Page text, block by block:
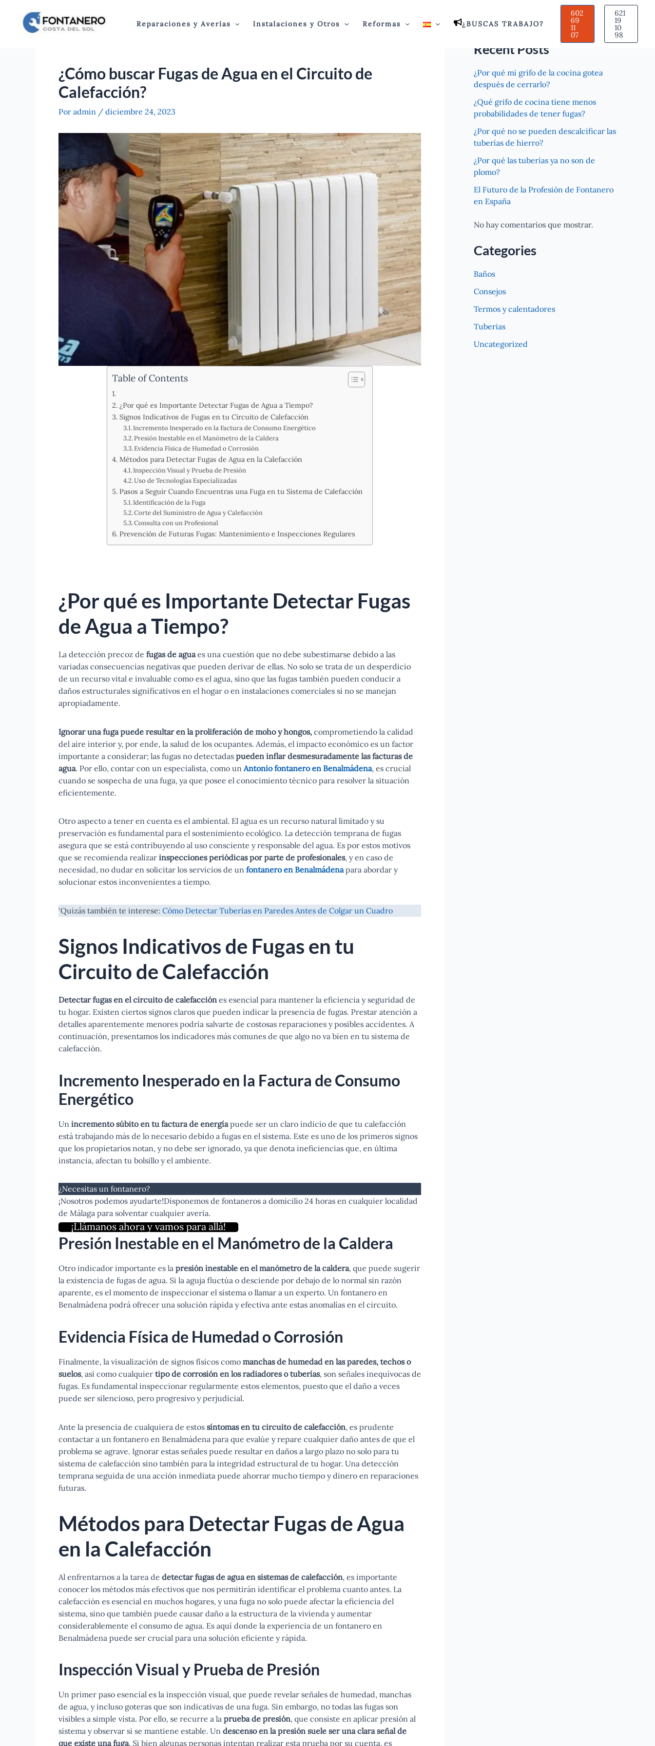
contenido
Reparaciones y Averías Instalaciones y Otros Reformas ¿BUSCAS TRABAJO?
602
69
11
07
621
19
10
98
¿Cómo buscar Fugas de Agua en el Circuito de
Calefacción?
Por admin / diciembre 24, 2023
Table of Contents
¿Por qué es Importante Detectar Fugas de Agua a Tiempo?
Signos Indicativos de Fugas en tu Circuito de Calefacción
Incremento Inesperado en la Factura de Consumo Energético
Presión Inestable en el Manómetro de la Caldera
Evidencia Física de Humedad o Corrosión
Métodos para Detectar Fugas de Agua en la Calefacción
Inspección Visual y Prueba de Presión
Uso de Tecnologías Especializadas
Pasos a Seguir Cuando Encuentras una Fuga en tu Sistema de Calefacción
Identificación de la Fuga
Corte del Suministro de Agua y Calefacción
Consulta con un Profesional
Prevención de Futuras Fugas: Mantenimiento e Inspecciones Regulares
¿Por qué es Importante Detectar Fugas
de Agua a Tiempo?
La detección precoz de fugas de aguaes una cuestión que no debe subestimarse debido a las
variadas consecuencias negativas que pueden derivar de ellas. No solo se trata de un desperdicio
de un recurso vital e invaluable como es el agua, sino que las fugas también pueden conducir a
daños estructurales significativos en el hogar o en instalaciones comerciales si no se manejan
apropiadamente.
Ignorar una fuga puede resultar en la proliferación de moho y hongos, comprometiendo la calidad
del aire interior y, por ende, la salud de los ocupantes. Además, el impacto económico es un factor
importante a considerar; las fugas no detectadas pueden inflar desmesuradamente las facturas de
agua. Por ello, contar con un especialista, como un Antoniofontanero en Benalmádena, es crucial
cuando se sospecha de una fuga, ya que posee el conocimiento técnico para resolver la situación
eficientemente.
Otro aspecto a tener en cuenta es el ambiental. El agua es un recurso natural limitado y su
preservación es fundamental para el sostenimiento ecológico. La detección temprana de fugas
asegura que se está contribuyendo al uso consciente y responsable del agua. Es por estos motivos
que se recomienda realizar inspecciones periódicas por parte de profesionales, y en caso de
necesidad, no dudar en solicitar los servicios de un fontanero en Benalmádenapara abordar y
solucionar estos inconvenientes a tiempo.
‘Quizás también te interese: Cómo Detectar Tuberías en Paredes Antes de Colgar un Cuadro
Signos Indicativos de Fugas en tu
Circuito de Calefacción
Detectar fugas en el circuito de calefacción es esencial para mantener la eficiencia y seguridad de
tu hogar. Existen ciertos signos claros que pueden indicar la presencia de fugas. Prestar atención a
detalles aparentemente menores podría salvarte de costosas reparaciones y posibles accidentes. A
continuación, presentamos los indicadores más comunes de que algo no va bien en tu sistema de
calefacción.
Incremento Inesperado en la Factura de Consumo
Energético
Un incremento súbito en tu factura de energíapuede ser un claro indicio de que tu calefacción
está trabajando más de lo necesario debido a fugas en el sistema. Este es uno de los primeros signos
que los propietarios notan, y no debe ser ignorado, ya que denota ineficiencias que, en última
instancia, afectan tu bolsillo y el ambiente.
¿Necesitas un fontanero?
¡Nosotros podemos ayudarte!Disponemos de fontaneros a domicilio 24 horas en cualquier localidad
de Málaga para solventar cualquier avería.
¡Llámanos ahora y vamos para allá!
Presión Inestable en el Manómetro de la Caldera
Otro indicador importante es la presión inestable en el manómetro de la caldera, que puede sugerir
la existencia de fugas de agua. Si la aguja fluctúa o desciende por debajo de lo normal sin razón
aparente, es el momento de inspeccionar el sistema o llamar a un experto. Un fontanero en
Benalmádena podrá ofrecer una solución rápida y efectiva ante estas anomalías en el circuito.
Evidencia Física de Humedad o Corrosión
Finalmente, la visualización de signos físicos como manchas de humedad en las paredes, techos o
suelos, así como cualquier tipo de corrosión en los radiadores o tuberías, son señales inequívocas de
fugas. Es fundamental inspeccionar regularmente estos elementos, puesto que el daño a veces
puede ser silencioso, pero progresivo y perjudicial.
Ante la presencia de cualquiera de estos síntomas en tu circuito de calefacción, es prudente
contactar a un fontanero en Benalmádena para que evalúe y repare cualquier daño antes de que el
problema se agrave. Ignorar estas señales puede resultar en daños a largo plazo no solo para tu
sistema de calefacción sino también para la integridad estructural de tu hogar. Una detección
temprana seguida de una acción inmediata puede ahorrar mucho tiempo y dinero en reparaciones
futuras.
Métodos para Detectar Fugas de Agua
en la Calefacción
Al enfrentarnos a la tarea de detectar fugas de agua en sistemas de calefacción, es importante
conocer los métodos más efectivos que nos permitirán identificar el problema cuanto antes. La
calefacción es esencial en muchos hogares, y una fuga no solo puede afectar la eficiencia del
sistema, sino que también puede causar daño a la estructura de la vivienda y aumentar
considerablemente el consumo de agua. Es aquí donde la experiencia de un fontanero en
Benalmádena puede ser crucial para una solución eficiente y rápida.
Inspección Visual y Prueba de Presión
Un primer paso esencial es la inspección visual, que puede revelar señales de humedad, manchas
de agua, y incluso goteras que son indicativas de una fuga. Sin embargo, no todas las fugas son
visibles a simple vista. Por ello, se recurre a la prueba de presión, que consiste en aplicar presión al
sistema y observar si se mantiene estable. Un descenso en la presión suele ser una clara señal de
que existe una fuga. Si bien algunas personas intentan realizar esta prueba por su cuenta, es
Recent Posts
¿Por qué mi grifo de la cocina gotea
después de cerrarlo?
¿Qué grifo de cocina tiene menos
probabilidades de tener fugas?
¿Por qué no se pueden descalcificar las
tuberías de hierro?
¿Por qué las tuberías ya no son de
plomo?
El Futuro de la Profesión de Fontanero
en España
No hay comentarios que mostrar.
Categories
Baños
Consejos
Termos y calentadores
Tuberias
Uncategorized